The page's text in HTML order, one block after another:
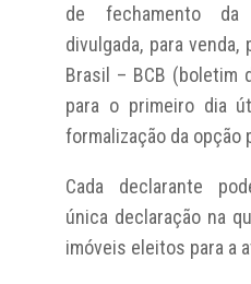
de fechamento da
divulgada, para
Brasil – BCB (boletim
para o primeiro dia
formalização da opção
Cada declarante
única declaração na
imóveis eleitos para a